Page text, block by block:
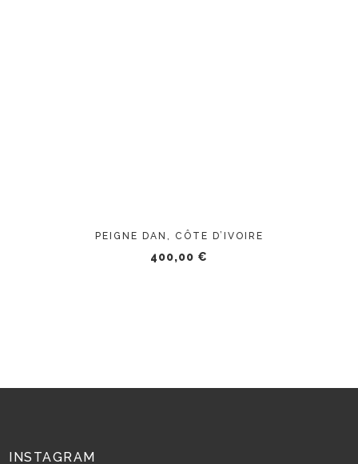
PEIGNE DAN, CÔTE D’IVOIRE
400,00 €
INSTAGRAM